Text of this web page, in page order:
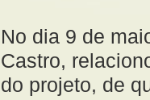
No dia 9 de
Castro,
do projeto, de